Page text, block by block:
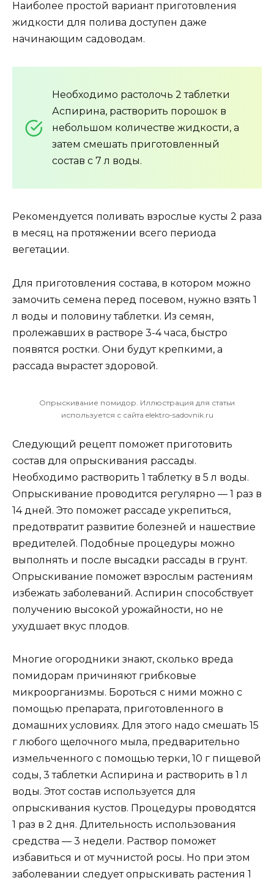
Наиболее простой вариант приготовления
жидкости для полива доступен даже
начинающим садоводам.
Необходимо растолочь 2 таблетки
Аспирина, растворить порошок в
небольшом количестве жидкости, а
затем смешать приготовленный
состав с 7 л воды.
Рекомендуется поливать взрослые кусты 2 раза
в месяц на протяжении всего периода
вегетации.
Для приготовления состава, в котором можно
замочить семена перед посевом, нужно взять 1
л воды и половину таблетки. Из семян,
пролежавших в растворе 3-4 часа, быстро
появятся ростки. Они будут крепкими, а
рассада вырастет здоровой.
Опрыскивание помидор. Иллюстрация для статьи
используется с сайта elektro-sadovnik.ru
Следующий рецепт поможет приготовить
состав для опрыскивания рассады.
Необходимо растворить 1 таблетку в 5 л воды.
Опрыскивание проводится регулярно — 1 раз в
14 дней. Это поможет рассаде укрепиться,
предотвратит развитие болезней и нашествие
вредителей. Подобные процедуры можно
выполнять и после высадки рассады в грунт.
Опрыскивание поможет взрослым растениям
избежать заболеваний. Аспирин способствует
получению высокой урожайности, но не
ухудшает вкус плодов.
Многие огородники знают, сколько вреда
помидорам причиняют грибковые
микроорганизмы. Бороться с ними можно с
помощью препарата, приготовленного в
домашних условиях. Для этого надо смешать 15
г любого щелочного мыла, предварительно
измельченного с помощью терки, 10 г пищевой
соды, 3 таблетки Аспирина и растворить в 1 л
воды. Этот состав используется для
опрыскивания кустов. Процедуры проводятся
1 раз в 2 дня. Длительность использования
средства — 3 недели. Раствор поможет
избавиться и от мучнистой росы. Но при этом
заболевании следует опрыскивать растения 1